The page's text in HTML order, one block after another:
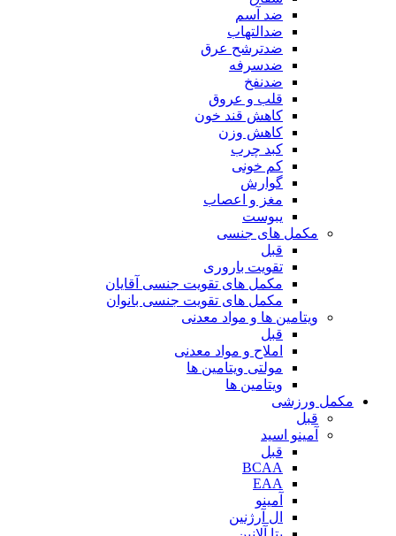
ضد آسم
ضدالتهاب
ضدترشح عرق
ضدسرفه
ضدنفخ
قلب و عروق
کاهش قند خون
کاهش وزن
کبد چرب
کم خونی
گوارش
مغز و اعصاب
یبوست
مکمل های جنسی
قبل
تقویت باروری
مکمل های تقویت جنسی آقایان
مکمل های تقویت جنسی بانوان
ویتامین ها و مواد معدنی
قبل
املاح و مواد معدنی
مولتی ویتامین ها
ویتامین ها
مکمل ورزشی
قبل
آمینو اسید
قبل
BCAA
EAA
آمینو
ال آرژنین